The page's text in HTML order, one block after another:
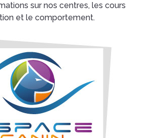
sur nos centres, les cours
et le comportement.